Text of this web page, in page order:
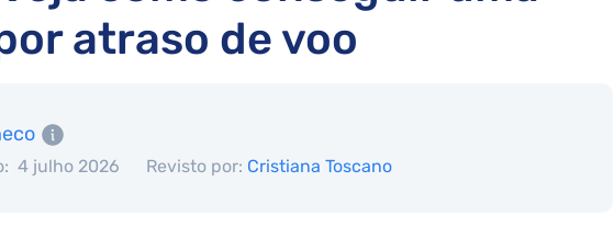
atraso de voo
4 julho 2026 Revisto por: Cristiana Toscano